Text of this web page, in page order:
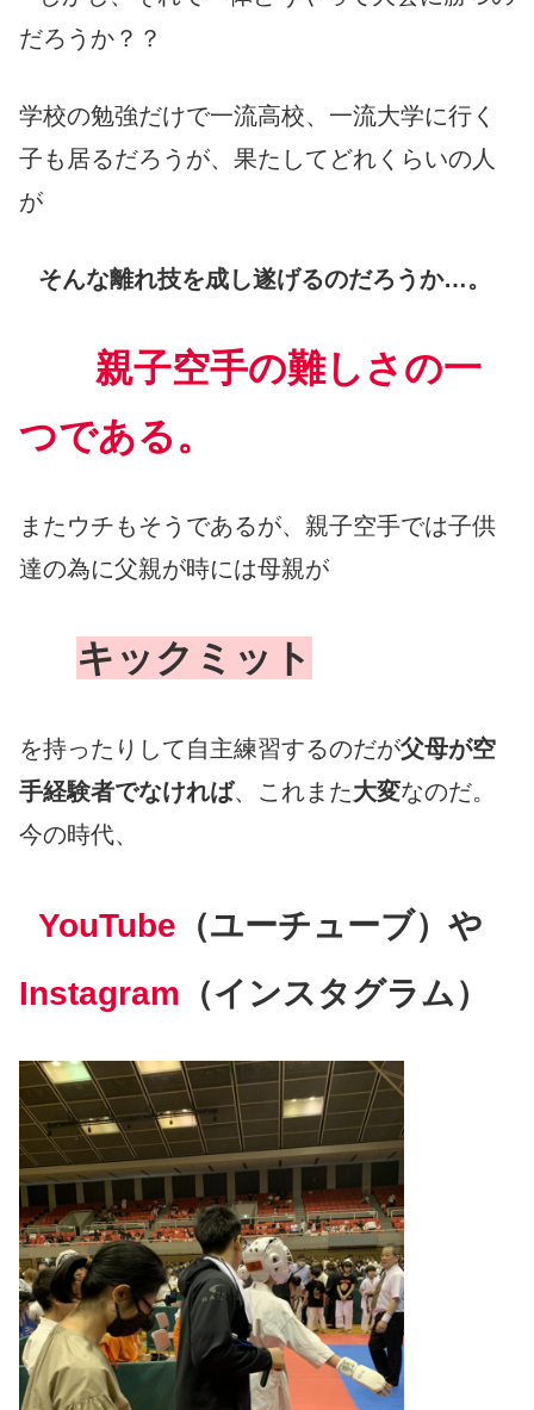
だろうか？？
学校の勉強だけで一流高校、一流大学に行く
子も居るだろうが、果たしてどれくらいの人
が
そんな離れ技を成し遂げるのだろうか…。
親子空手の難しさの一
つである。
またウチもそうであるが、親子空手では子供
達の為に父親が時には母親が
キックミット
を持ったりして自主練習するのだが父母が空
手経験者でなければ、これまた大変なのだ。
今の時代、
YouTube （ユーチューブ）や
Instagram （インスタグラム）